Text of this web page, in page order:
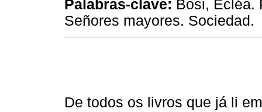
Palabras-clave: Bosi, Ecléa.
Señores mayores. Sociedad.
De todos os livros que já li